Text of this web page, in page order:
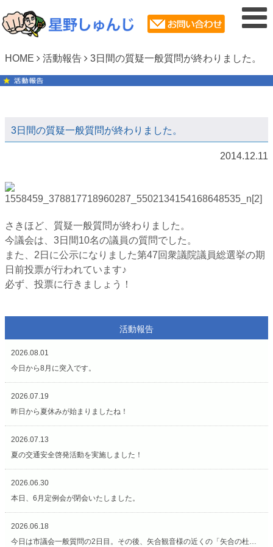
HOME 活動報告 3日間の質疑一般質問が終わりました。
3日間の質疑一般質問が終わりました。
2014.12.11
さきほど、質疑一般質問が終わりました。
今議会は、3日間10名の議員の質問でした。
また、2日に公示になりました第47回衆議院議員総選挙の期
日前投票が行われています♪
必ず、投票に行きましょう！
活動報告
2026.08.01
今日から8月に突入です。
2026.07.19
昨日から夏休みが始まりましたね！
2026.07.13
夏の交通安全啓発活動を実施しました！
2026.06.30
本日、6月定例会が閉会いたしました。
2026.06.18
今日は市議会一般質問の2日目。その後、矢合観音様の近くの「矢合の杜」へ。